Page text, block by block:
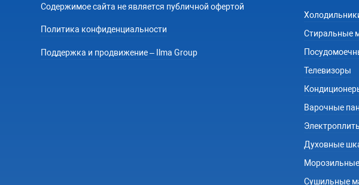
Содержимое сайта не является публичной офертой
Политика конфиденциальности
Поддержка и продвижение – Ilma Group
Стиральные
Телевизоры
Варочные
Духовные
Сушильные